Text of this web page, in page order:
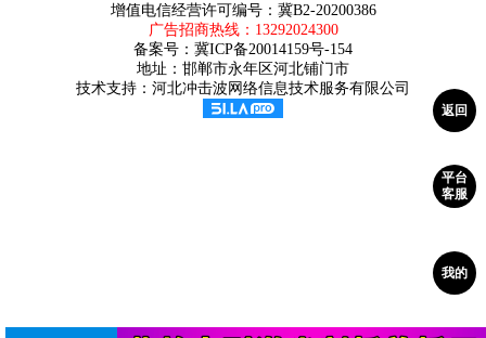
增值电信经营许可编号：冀B2-20200386
广告招商热线： 13292024300
备案号： 冀ICP备20014159号-154
地址：邯郸市永年区河北铺门市
技术支持：河北冲击波网络信息技术服务有限公司
返回
我的
平台
客服